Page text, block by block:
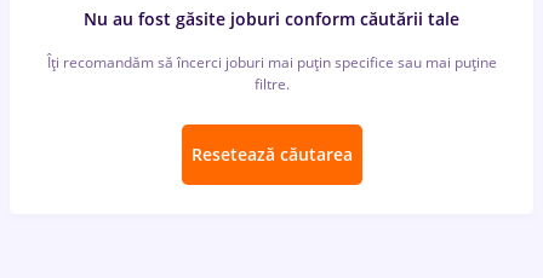
Nu au fost găsite joburi conform căutării tale
Îți recomandăm să încerci joburi mai puțin specifice sau mai puține
filtre.
Resetează căutarea